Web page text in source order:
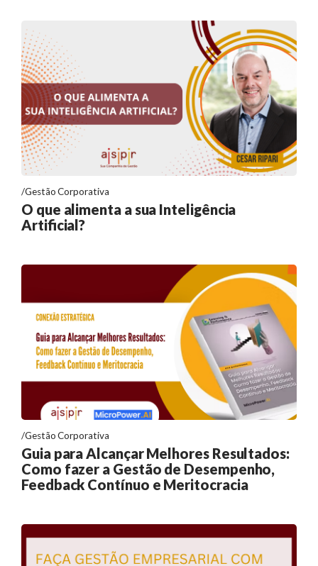
Gestão Corporativa
O que alimenta a sua Inteligência
Artificial?
Gestão Corporativa
Guia para Alcançar Melhores Resultados:
Como fazer a Gestão de Desempenho,
Feedback Contínuo e Meritocracia